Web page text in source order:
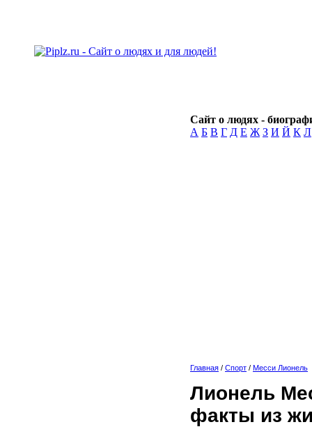
Сайт о людях -
А Б В Г Д Е Ж З И Й К Л
Главная / Спорт / Месси Лионель
Лионель
факты из